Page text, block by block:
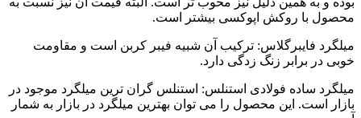
محصول با روکش اپوکسی بیشتر است.
میلگرد فایبرگلاس: ترکیب آن شبیه فیبر کربن است و مقاومت
خوبی در برابر زنگ زدگی دارد.
میلگرد ساده فولادی استنلس: استنلس گران ترین میلگرد موجود در
بازار است. این محصول را می توان بهترین میلگرد در بازار به شمار